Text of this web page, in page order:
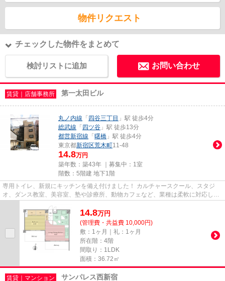
物件リクエスト
チェックした物件をまとめて
検討リストに追加 お問い合わせ
賃貸｜店舗事務所 第一太田ビル
丸ノ内線 「 四谷三丁目 」駅 徒歩4分
総武線 「 四ツ谷 」駅 徒歩13分
都営新宿線 「 曙橋 」駅 徒歩4分
東京都新宿区荒木町11-48
14.8万円
築年数：築43年 ｜募集中： 1室
階数：5階建 地下1階
専用トイレ、新規にキッチンを備え付けました！ カルチャースクール、スタジ
オ、ダンス教室、美容室、塾や診療所、動物カフェなど、業種は柔軟に対応しま
14.8万円
(管理費・共益費 10,000円)
敷：1ヶ月｜礼：1ヶ月
所在階：4階
間取り：1LDK
面積：36.72㎡
賃貸｜マンション サンパレス西新宿